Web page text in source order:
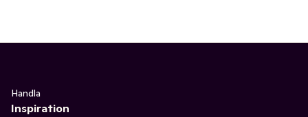
Handla
Inspiration